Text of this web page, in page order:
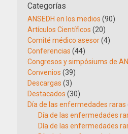
Categorías
ANSEDH en los medios (90)
Artículos Científicos (20)
Comité médico asesor(4)
Conferencias (44)
Congresos y simpósiums de
Convenios (39)
Descargas (3)
Destacados (30)
Día de las enfermedades raras
Día de las enfermedades
Día de las enfermedades